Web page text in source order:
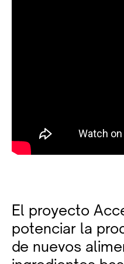
El proyecto
potenciar la
de nuevos